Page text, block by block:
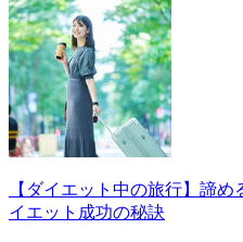
【ダイエット中の旅行】諦
イエット成功の秘訣